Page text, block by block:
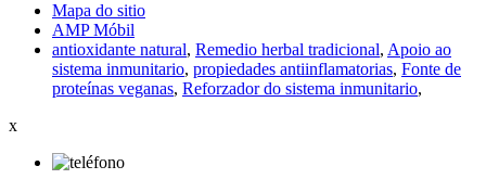
Mapa do sitio
AMP Móbil
antioxidante natural, Remedio herbal tradicional, Apoio ao
sistema inmunitario, propiedades antiinflamatorias, Fonte de
proteínas veganas, Reforzador do sistema inmunitario,
x